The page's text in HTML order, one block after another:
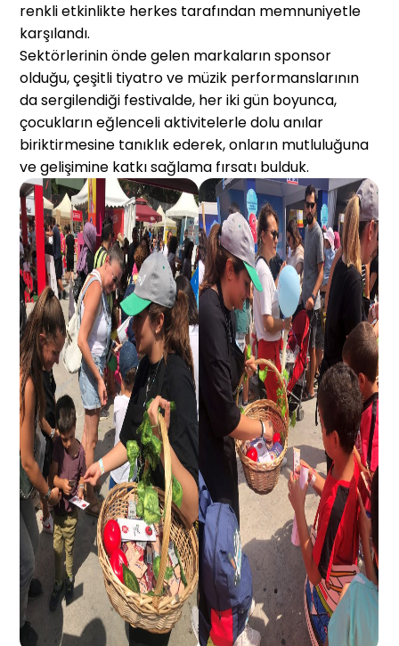
renkli etkinlikte herkes tarafından memnuniyetle
karşılandı.
Sektörlerinin önde gelen markaların sponsor
olduğu, çeşitli tiyatro ve müzik performanslarının
da sergilendiği festivalde, her iki gün boyunca,
çocukların eğlenceli aktivitelerle dolu anılar
biriktirmesine tanıklık ederek, onların mutluluğuna
ve gelişimine katkı sağlama fırsatı bulduk.